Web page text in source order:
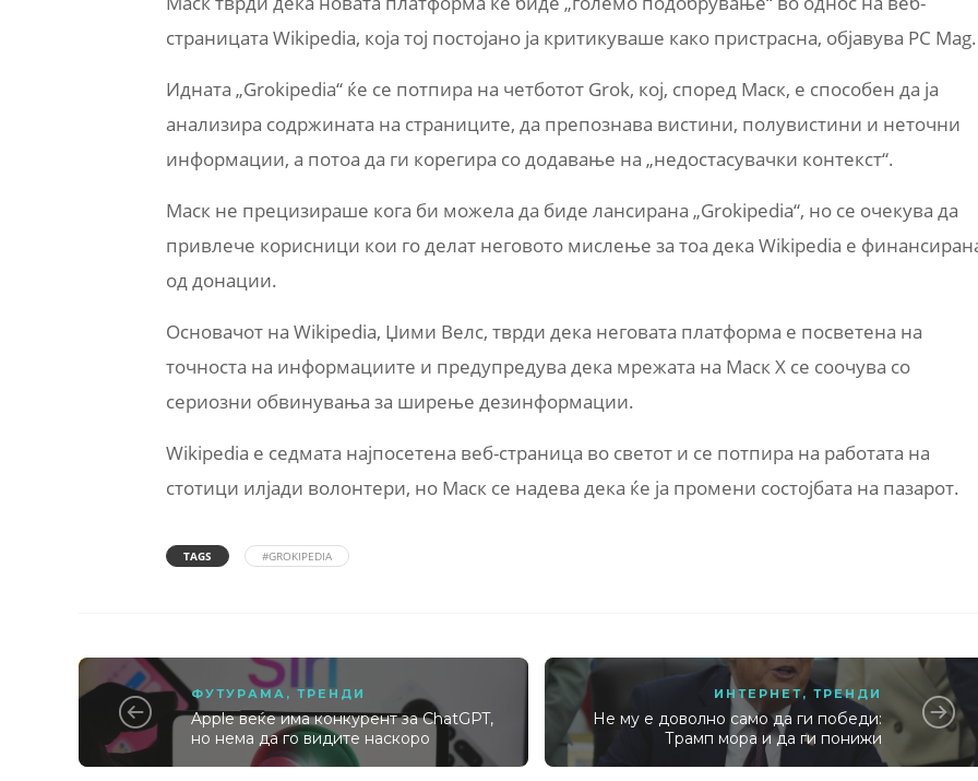
страницата Wikipedia, која тој постојано ја критикуваше како пристрасна, објавува PC Mag.
Идната „Grokipedia“ ќе се потпира на четботот Grok, кој, според Маск, е способен да ја
анализира содржината на страниците, да препознава вистини, полувистини и неточни
информации, а потоа да ги корегира со додавање на „недостасувачки контекст“.
Маск не прецизираше кога би можела да биде лансирана „Grokipedia“, но се очекува да
привлече корисници кои го делат неговото мислење за тоа дека Wikipedia е
од донации.
Основачот на Wikipedia, Џими Велс, тврди дека неговата платформа е посветена на
точноста на информациите и предупредува дека мрежата на Маск X се соочува со
сериозни обвинувања за ширење дезинформации.
Wikipedia е седмата најпосетена веб-страница во светот и се потпира на работата на
стотици илјади волонтери, но Маск се надева дека ќе ја промени состојбата на пазарот.
TAGS #GROKIPEDIA
ФУТУРАМА ,ТРЕНДИ
Apple веќе има конкурент за ChatGPT,
но нема да го видите наскоро
ИНТЕРНЕТ,ТРЕНДИ
Не му е доволно само да ги победи:
Трамп мора и да ги понижи